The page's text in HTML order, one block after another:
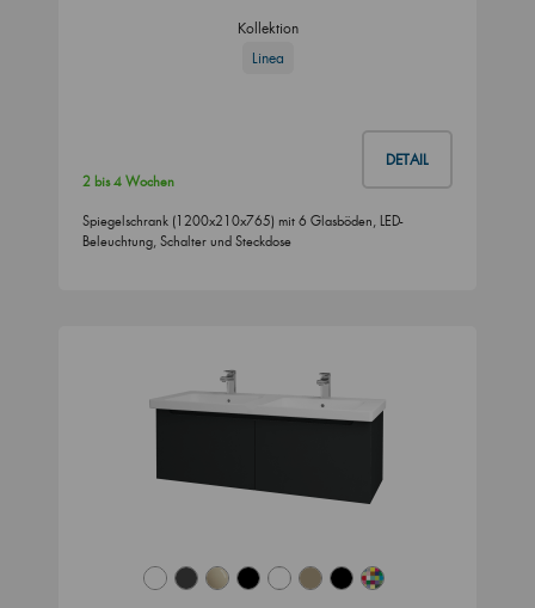
Kollektion
Linea
DETAIL
2 bis 4 Wochen
Spiegelschrank (1200x210x765) mit 6 Glasböden, LED-
Beleuchtung, Schalter und Steckdose